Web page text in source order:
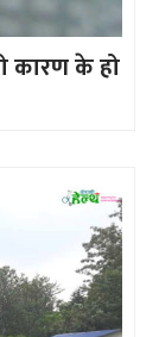
कारण के हो